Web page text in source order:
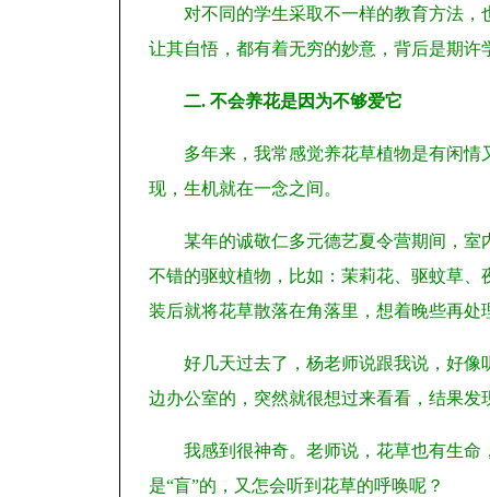
对不同的学生采取不一样的教育方法
让其自悟，都有着无穷的妙意，背后是期许
二. 不会养花是因为不够爱它
多年来，我常感觉养花草植物是有闲
现，生机就在一念之间。
某年的诚敬仁多元德艺夏令营期间，
不错的驱蚊植物，比如：茉莉花、驱蚊草
装后就将花草散落在角落里，想着晚些再
好几天过去了，杨老师说跟我说，好
边办公室的，突然就很想过来看看，结果
我感到很神奇。老师说，花草也有生命
是“盲”的，又怎会听到花草的呼唤呢？